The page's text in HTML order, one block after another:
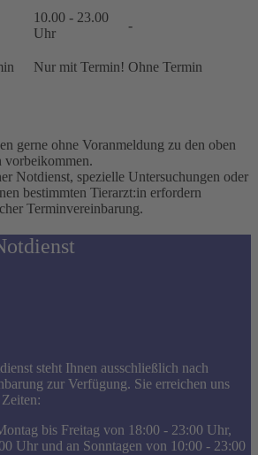
10.00 - 23.00
Uhr
-
Nur mit Termin! Ohne Termin
gerne ohne Voranmeldung zu den oben
vorbeikommen.
Notdienst, spezielle Untersuchungen oder
bestimmten Tierarzt:in erfordern
Terminvereinbarung.
steht Ihnen ausschließlich nach
zur Verfügung. Sie erreichen uns
bis Freitag von 18:00 - 23:00 Uhr,
Uhr und an Sonntagen von 10:00 - 23:00